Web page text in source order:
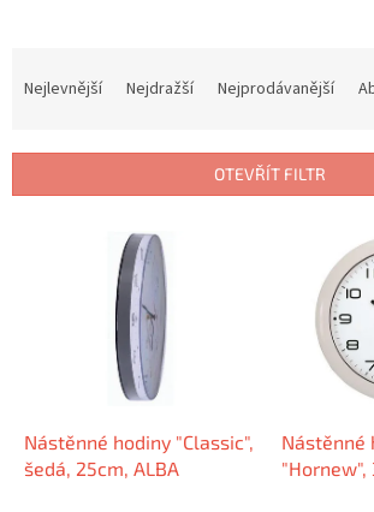
í
Nejlevnější Nejdražší Nejprodávanější
OTEVŘÍT FILTR
Nástěnné hodiny "Classic",
šedá, 25cm, ALBA
Nástěnné
"Hornew",